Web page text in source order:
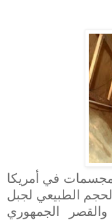
في أمريكا
الطبيعي لجبل
) والقصر الجمهوري